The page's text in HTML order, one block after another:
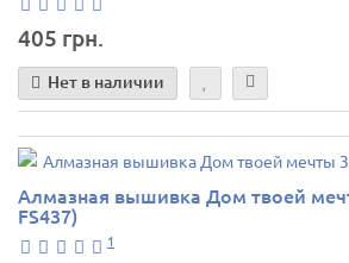
405 грн.
Нет в наличии
Алмазная вышивка Дом твоей
FS437)
1